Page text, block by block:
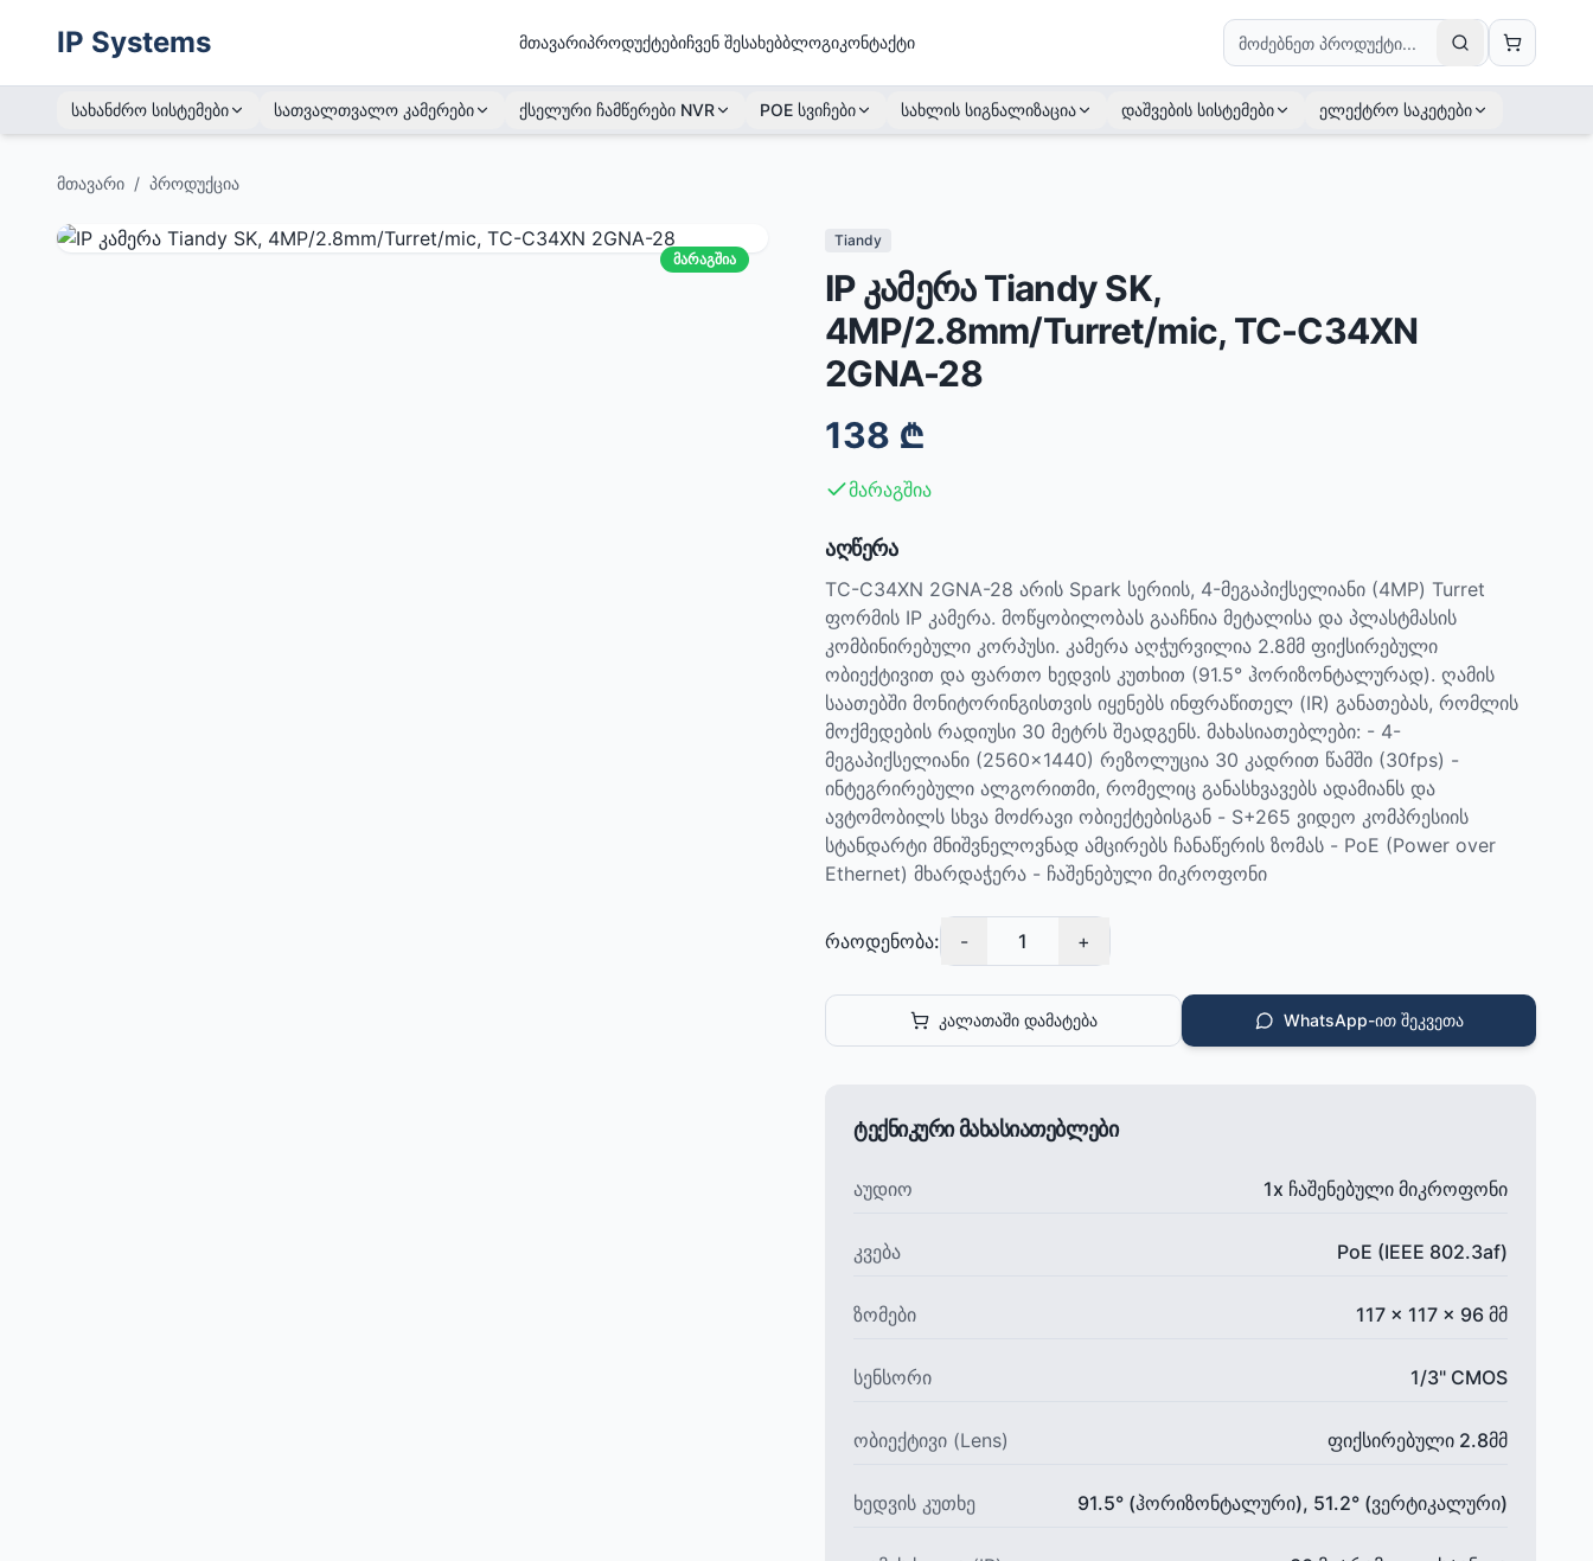
IP Systems მთავარიპროდუქტებიჩვენ შესახებბლოგიკონტაქტი
სახანძრო სისტემები სათვალთვალო კამერები ქსელური ჩამწერები NVR POE სვიჩები სახლის სიგნალიზაცია დაშვების სისტემები ელექტრო საკეტები
მთავარი / პროდუქცია
მარაგშია
Tiandy
IP კამერა Tiandy SK,
4MP/2.8mm/Turret/mic, TC-C34XN
2GNA-28
138 ₾
მარაგშია
აღწერა
TC-C34XN 2GNA-28 არის Spark სერიის, 4-მეგაპიქსელიანი (4MP) Turret
ფორმის IP კამერა. მოწყობილობას გააჩნია მეტალისა და პლასტმასის
კომბინირებული კორპუსი. კამერა აღჭურვილია 2.8მმ ფიქსირებული
ობიექტივით და ფართო ხედვის კუთხით (91.5° ჰორიზონტალურად). ღამის
საათებში მონიტორინგისთვის იყენებს ინფრაწითელ (IR) განათებას, რომლის
მოქმედების რადიუსი 30 მეტრს შეადგენს. მახასიათებლები: - 4-
მეგაპიქსელიანი (2560×1440) რეზოლუცია 30 კადრით წამში (30fps) -
ინტეგრირებული ალგორითმი, რომელიც განასხვავებს ადამიანს და
ავტომობილს სხვა მოძრავი ობიექტებისგან - S+265 ვიდეო კომპრესიის
სტანდარტი მნიშვნელოვნად ამცირებს ჩანაწერის ზომას - PoE (Power over
Ethernet) მხარდაჭერა - ჩაშენებული მიკროფონი
რაოდენობა: - 1 +
კალათაში დამატება WhatsApp-ით შეკვეთა
ტექნიკური მახასიათებლები
აუდიო 1x ჩაშენებული მიკროფონი
კვება PoE (IEEE 802.3af)
ზომები 117 x 117 x 96 მმ
სენსორი 1/3" CMOS
ობიექტივი (Lens) ფიქსირებული 2.8მმ
ხედვის კუთხე 91.5° (ჰორიზონტალური), 51.2° (ვერტიკალური)